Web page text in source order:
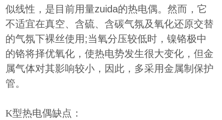
似线性，是目前用量zuida的热电偶。然而，它
不适宜在真空、含硫、含碳气氛及氧化还原交替
的气氛下裸丝使用;当氧分压较低时，镍铬极中
的铬将择优氧化，使热电势发生很大变化，但金
属气体对其影响较小，因此，多采用金属制保护
管。
K型热电偶缺点：